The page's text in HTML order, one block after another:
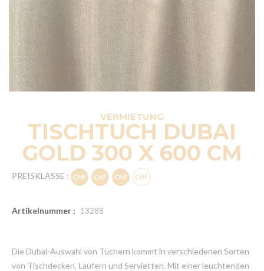
VERMIETUNG
TISCHTUCH DUBAI
GOLD 300 X 600 CM
PREISKLASSE :
Artikelnummer : 13288
Die Dubai-Auswahl von Tüchern kommt in verschiedenen Sorten
von Tischdecken, Läufern und Servietten. Mit einer leuchtenden